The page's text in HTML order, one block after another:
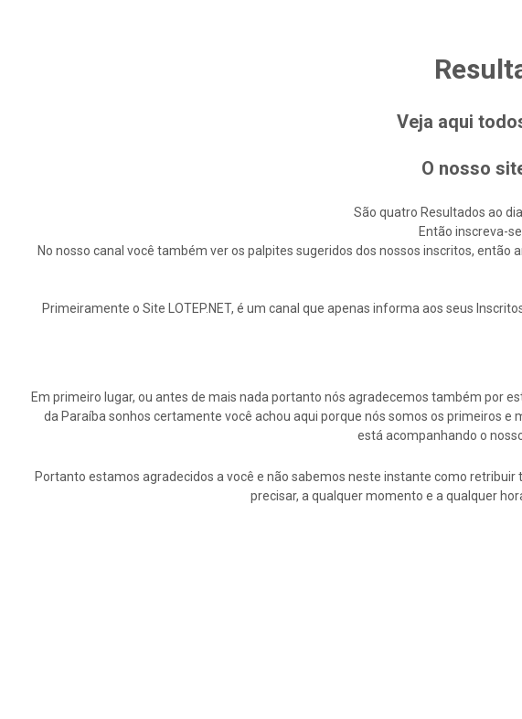
Veja aqui
O nosso
São quatro Resultados ao
Então inscreva-
No nosso canal você também ver os palpites sugeridos dos nossos inscritos,
Primeiramente o Site LOTEP.NET, é um canal que apenas informa aos seus
Em primeiro lugar, ou antes de mais nada portanto nós agradecemos também por
da Paraíba sonhos certamente você achou aqui porque nós somos os primeiros
está acompanhando o
Portanto estamos agradecidos a você e não sabemos neste instante como
precisar, a qualquer momento e a qualquer